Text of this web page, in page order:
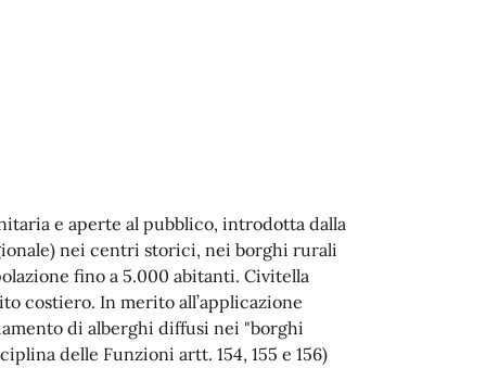
e aperte al pubblico, introdotta dalla
nei centri storici, nei borghi rurali
fino a 5.000 abitanti. Civitella
costiero. In merito all’applicazione
di alberghi diffusi nei "borghi
delle Funzioni artt. 154, 155 e 156)